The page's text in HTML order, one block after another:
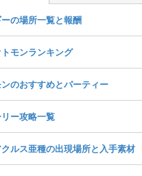
の場所一覧と報酬
モンランキング
のおすすめとパーティー
ー攻略一覧
ルス亜種の出現場所と入手素材